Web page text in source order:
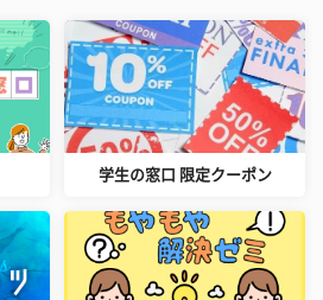
学生の窓口 限定クーポン